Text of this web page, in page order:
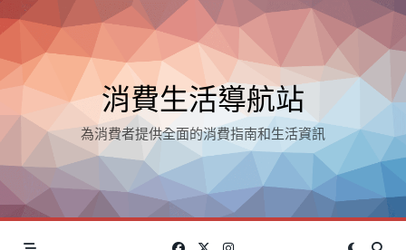
Skip
to
content
消費生活導航站
為消費者提供全面的消費指南和生活資訊